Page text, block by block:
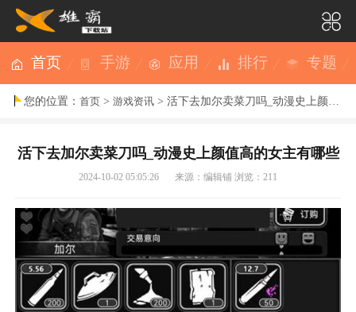
首页 手游 应用 排行 专题
您的位置：首页 >游戏资讯 > 活下去加尔卖菜刀吗_动漫史上颜值高的女主有哪些
活下去加尔卖菜刀吗_动漫史上颜值高的女主有哪些
2024-10-02 05:05:26 来源：编辑铺 浏览：211